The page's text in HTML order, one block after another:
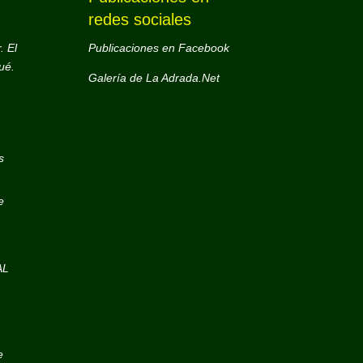
El
redes sociales
Publicaciones en Facebook
Galería de La Adrada.Net